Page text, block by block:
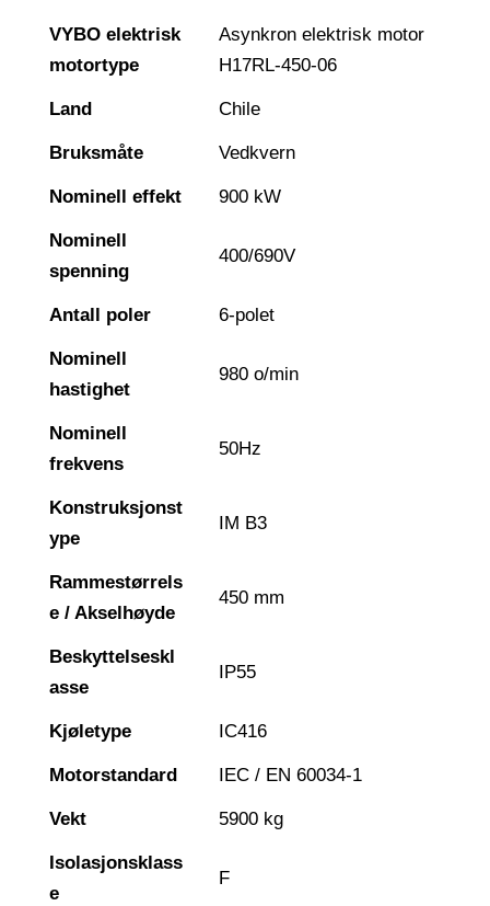
VYBO elektrisk
motortype
Asynkron elektrisk motor
H17RL-450-06
Land Chile
Bruksmåte Vedkvern
Nominell effekt 900 kW
Nominell
spenning
400/690V
Antall poler 6-polet
Nominell
hastighet
980 o/min
Nominell
frekvens
50Hz
Konstruksjonst
ype
IM B3
Rammestørrels
e / Akselhøyde
450 mm
Beskyttelseskl
asse
IP55
Kjøletype IC416
Motorstandard IEC / EN 60034-1
Vekt 5900 kg
Isolasjonsklass
e
F